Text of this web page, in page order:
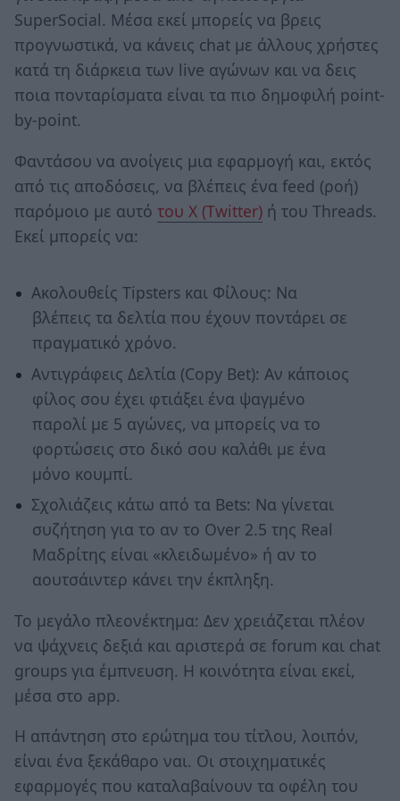
SuperSocial. Μέσα εκεί μπορείς να βρεις
προγνωστικά, να κάνεις chat με άλλους χρήστες
κατά τη διάρκεια των live αγώνων και να δεις
ποια πονταρίσματα είναι τα πιο δημοφιλή point-
by-point.
Φαντάσου να ανοίγεις μια εφαρμογή και, εκτός
από τις αποδόσεις, να βλέπεις ένα feed (ροή)
παρόμοιο με αυτό του X (Twitter) ή του Threads.
Εκεί μπορείς να:
Ακολουθείς Tipsters και Φίλους: Να
βλέπεις τα δελτία που έχουν ποντάρει σε
πραγματικό χρόνο.
Αντιγράφεις Δελτία (Copy Bet): Αν κάποιος
φίλος σου έχει φτιάξει ένα ψαγμένο
παρολί με 5 αγώνες, να μπορείς να το
φορτώσεις στο δικό σου καλάθι με ένα
μόνο κουμπί.
Σχολιάζεις κάτω από τα Bets: Να γίνεται
συζήτηση για το αν το Over 2.5 της Real
Μαδρίτης είναι «κλειδωμένο» ή αν το
αουτσάιντερ κάνει την έκπληξη.
Το μεγάλο πλεονέκτημα: Δεν χρειάζεται πλέον
να ψάχνεις δεξιά και αριστερά σε forum και chat
groups για έμπνευση. Η κοινότητα είναι εκεί,
μέσα στο app.
Η απάντηση στο ερώτημα του τίτλου, λοιπόν,
είναι ένα ξεκάθαρο ναι. Οι στοιχηματικές
εφαρμογές που καταλαβαίνουν τα οφέλη του